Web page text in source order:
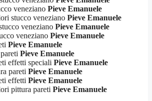
veneziano Pieve Emanuele
stucco veneziano Pieve Emanuele
veneziano Pieve Emanuele
veneziano Pieve Emanuele
Pieve Emanuele
Pieve Emanuele
effetti speciali Pieve Emanuele
pareti Pieve Emanuele
effetti Pieve Emanuele
pittura pareti Pieve Emanuele